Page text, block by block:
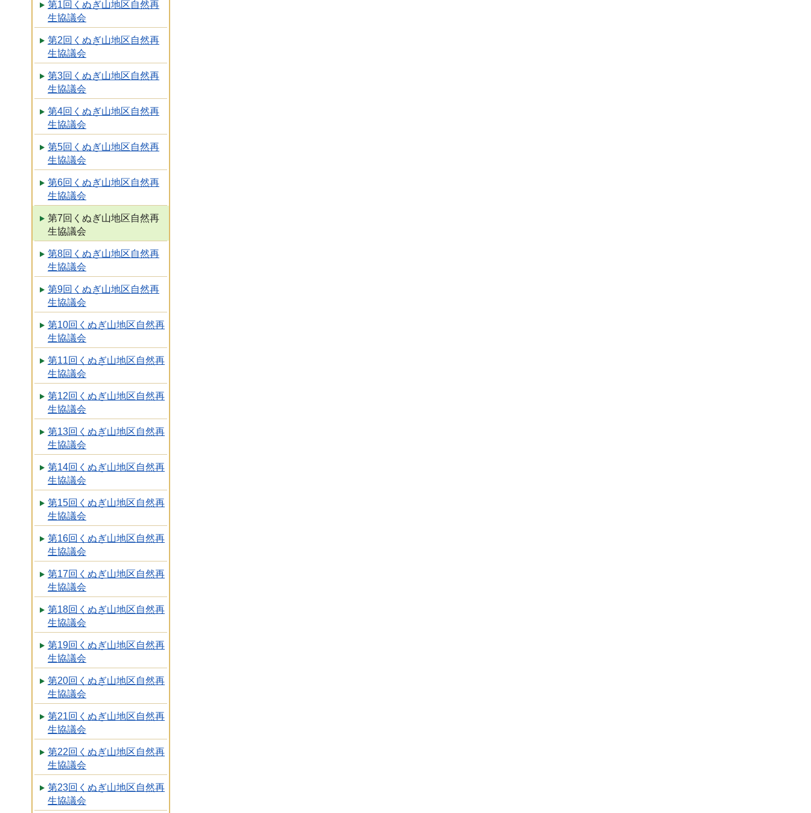
第1回くぬぎ山地区自然再
生協議会
第2回くぬぎ山地区自然再
生協議会
第3回くぬぎ山地区自然再
生協議会
第4回くぬぎ山地区自然再
生協議会
第5回くぬぎ山地区自然再
生協議会
第6回くぬぎ山地区自然再
生協議会
第7回くぬぎ山地区自然再
生協議会
第8回くぬぎ山地区自然再
生協議会
第9回くぬぎ山地区自然再
生協議会
第10回くぬぎ山地区自然再
生協議会
第11回くぬぎ山地区自然再
生協議会
第12回くぬぎ山地区自然再
生協議会
第13回くぬぎ山地区自然再
生協議会
第14回くぬぎ山地区自然再
生協議会
第15回くぬぎ山地区自然再
生協議会
第16回くぬぎ山地区自然再
生協議会
第17回くぬぎ山地区自然再
生協議会
第18回くぬぎ山地区自然再
生協議会
第19回くぬぎ山地区自然再
生協議会
第20回くぬぎ山地区自然再
生協議会
第21回くぬぎ山地区自然再
生協議会
第22回くぬぎ山地区自然再
生協議会
第23回くぬぎ山地区自然再
生協議会